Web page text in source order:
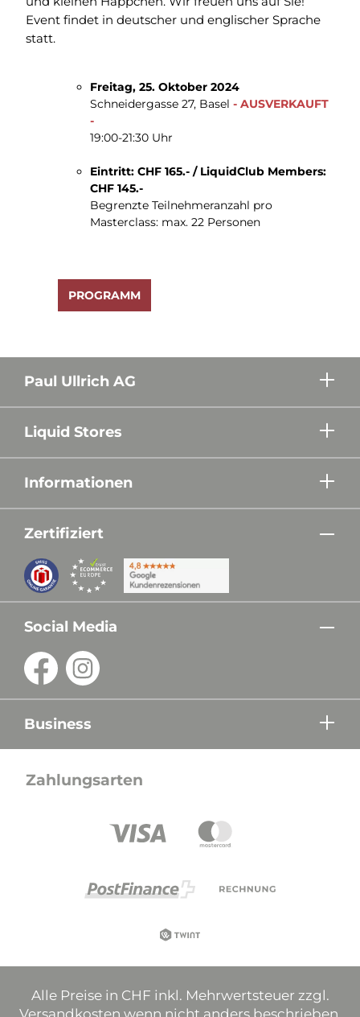
Event findet in deutscher und englischer Sprache
statt.
Freitag, 25. Oktober 2024
Schneidergasse 27, Basel - AUSVERKAUFT
-
19:00-21:30 Uhr
Eintritt: CHF 165.- / LiquidClub Members:
CHF 145.-
Begrenzte Teilnehmeranzahl pro
Masterclass: max. 22 Personen
PROGRAMM
Paul Ullrich AG
Liquid Stores
Informationen
Zertifiziert
Social Media
Business
Zahlungsarten
Alle Preise in CHF inkl. Mehrwertsteuer zzgl.
Versandkosten wenn nicht anders beschrieben.